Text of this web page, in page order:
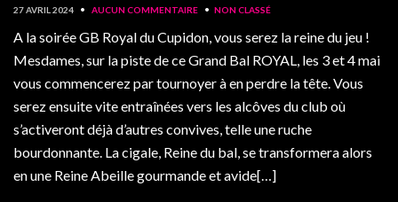
27 AVRIL 2024 • AUCUN COMMENTAIRE • NON CLASSÉ
A la soirée GB Royal du Cupidon, vous serez la reine du jeu !
Mesdames, sur la piste de ce Grand Bal ROYAL, les 3 et 4 mai
vous commencerez par tournoyer à en perdre la tête. Vous
serez ensuite vite entraînées vers les alcôves du club où
s’activeront déjà d’autres convives, telle une ruche
bourdonnante. La cigale, Reine du bal, se transformera alors
en une Reine Abeille gourmande et avide[…]